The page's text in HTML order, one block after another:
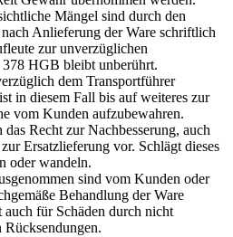
Mängel sind durch den
Anlieferung der Ware schriftlich
zur unverzüglichen
HGB bleibt unberührt.
dem Transportführer
in diesem Fall bis auf weiteres zur
vom Kunden aufzubewahren.
Recht zur Nachbesserung, auch
Ersatzlieferung vor. Schlägt dieses
oder wandeln.
sind vom Kunden oder
Behandlung der Ware
für Schäden durch nicht
Rücksendungen.